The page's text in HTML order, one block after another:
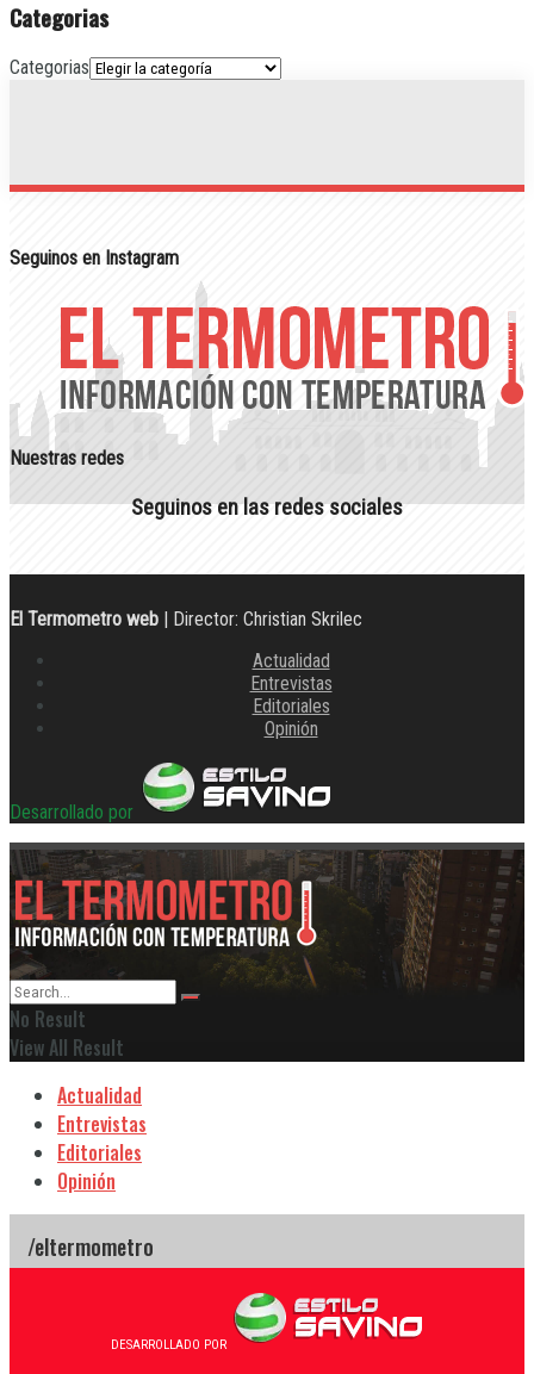
Categorias
Categorias
Seguinos en Instagram
Nuestras redes
Seguinos en las redes sociales
El Termometro web | Director: Christian Skrilec
Actualidad
Entrevistas
Editoriales
Opinión
Desarrollado por
No Result
View All Result
Actualidad
Entrevistas
Editoriales
Opinión
DESARROLLADO POR